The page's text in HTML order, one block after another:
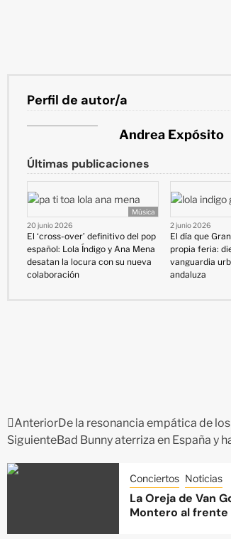
Perfil de autor/a
Andrea Expósito
Últimas publicaciones
Música
20 junio 2026
El ‘cross-over’ definitivo del pop
español: Lola Índigo y Ana Mena
desatan la locura con su nueva
colaboración
2 junio 2026
El día que
propia feria:
vanguardia
andaluza
AnteriorDe la resonancia empática de
SiguienteBad Bunny aterriza en España y
Conciertos Noticias
La Oreja de Van
Montero al frente